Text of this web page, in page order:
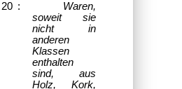
20 : Waren,
soweit sie
nicht in
anderen
Klassen
enthalten
sind, aus
Holz, Kork,